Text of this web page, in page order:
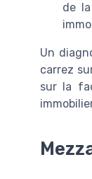
de
Un
carrez
sur la